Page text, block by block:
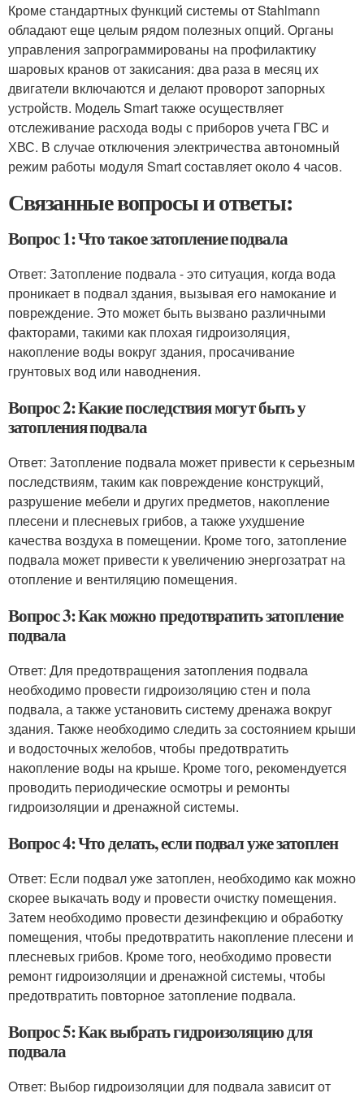
Кроме стандартных функций системы от Stahlmann
обладают еще целым рядом полезных опций. Органы
управления запрограммированы на профилактику
шаровых кранов от закисания: два раза в месяц их
двигатели включаются и делают проворот запорных
устройств. Модель Smart также осуществляет
отслеживание расхода воды с приборов учета ГВС и
ХВС. В случае отключения электричества автономный
режим работы модуля Smart составляет около 4 часов.
Связанные вопросы и ответы:
Вопрос 1: Что такое затопление подвала
Ответ: Затопление подвала - это ситуация, когда вода
проникает в подвал здания, вызывая его намокание и
повреждение. Это может быть вызвано различными
факторами, такими как плохая гидроизоляция,
накопление воды вокруг здания, просачивание
грунтовых вод или наводнения.
Вопрос 2: Какие последствия могут быть у
затопления подвала
Ответ: Затопление подвала может привести к серьезным
последствиям, таким как повреждение конструкций,
разрушение мебели и других предметов, накопление
плесени и плесневых грибов, а также ухудшение
качества воздуха в помещении. Кроме того, затопление
подвала может привести к увеличению энергозатрат на
отопление и вентиляцию помещения.
Вопрос 3: Как можно предотвратить затопление
подвала
Ответ: Для предотвращения затопления подвала
необходимо провести гидроизоляцию стен и пола
подвала, а также установить систему дренажа вокруг
здания. Также необходимо следить за состоянием крыши
и водосточных желобов, чтобы предотвратить
накопление воды на крыше. Кроме того, рекомендуется
проводить периодические осмотры и ремонты
гидроизоляции и дренажной системы.
Вопрос 4: Что делать, если подвал уже затоплен
Ответ: Если подвал уже затоплен, необходимо как можно
скорее выкачать воду и провести очистку помещения.
Затем необходимо провести дезинфекцию и обработку
помещения, чтобы предотвратить накопление плесени и
плесневых грибов. Кроме того, необходимо провести
ремонт гидроизоляции и дренажной системы, чтобы
предотвратить повторное затопление подвала.
Вопрос 5: Как выбрать гидроизоляцию для
подвала
Ответ: Выбор гидроизоляции для подвала зависит от